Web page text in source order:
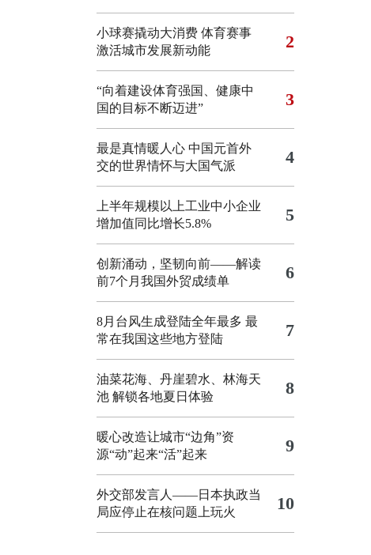
小球赛撬动大消费 体育赛事
激活城市发展新动能
2
“向着建设体育强国、健康中
国的目标不断迈进”
3
最是真情暖人心 中国元首外
交的世界情怀与大国气派
4
上半年规模以上工业中小企业
增加值同比增长5.8%
5
创新涌动，坚韧向前——解读
前7个月我国外贸成绩单
6
8月台风生成登陆全年最多 最
常在我国这些地方登陆
7
油菜花海、丹崖碧水、林海天
池 解锁各地夏日体验
8
暖心改造让城市“边角”资
源“动”起来“活”起来
9
外交部发言人——日本执政当
局应停止在核问题上玩火
10